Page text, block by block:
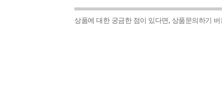
상품에 대한 궁금한 점이 있다면, 상품문의하기